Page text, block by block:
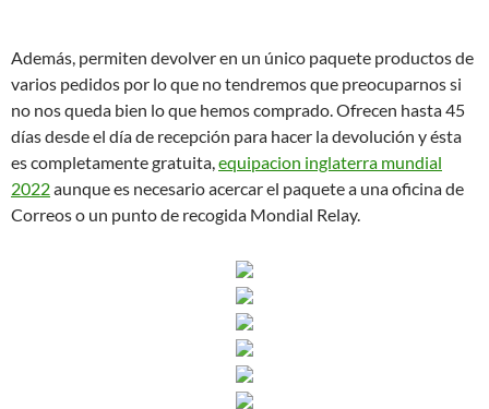
Además, permiten devolver en un único paquete productos de
varios pedidos por lo que no tendremos que preocuparnos si
no nos queda bien lo que hemos comprado. Ofrecen hasta 45
días desde el día de recepción para hacer la devolución y ésta
es completamente gratuita,equipacion inglaterra mundial
2022aunque es necesario acercar el paquete a una oficina de
Correos o un punto de recogida Mondial Relay.